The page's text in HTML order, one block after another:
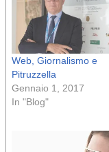
Web, Giornalismo e
Pitruzzella
Gennaio 1, 2017
In "Blog"